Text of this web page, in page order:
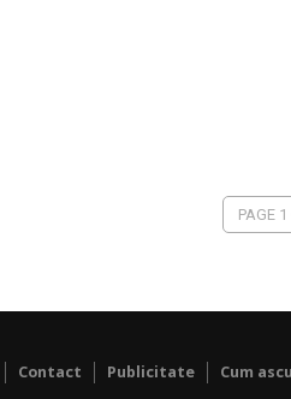
PAGE
Contact Publicitate Cum